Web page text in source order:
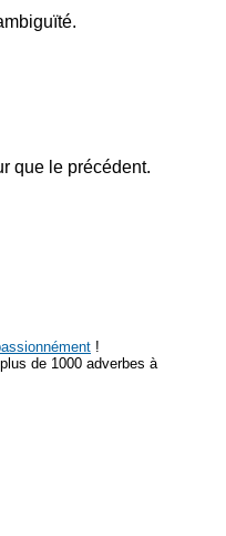
que le précédent.
!
de 1000 adverbes à